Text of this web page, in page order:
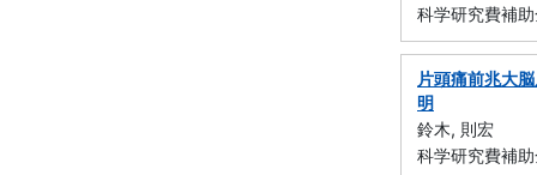
科学研究費補
片頭痛前兆大
明
鈴木, 則宏
科学研究費補